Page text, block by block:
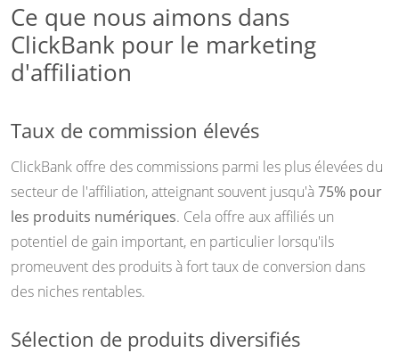
Ce que nous aimons dans
ClickBank pour le marketing
d'affiliation
Taux de commission élevés
ClickBank offre des commissions parmi les plus élevées du
secteur de l'affiliation, atteignant souvent jusqu'à75% pour
les produits numériques. Cela offre aux affiliés un
potentiel de gain important, en particulier lorsqu'ils
promeuvent des produits à fort taux de conversion dans
des niches rentables.
Sélection de produits diversifiés